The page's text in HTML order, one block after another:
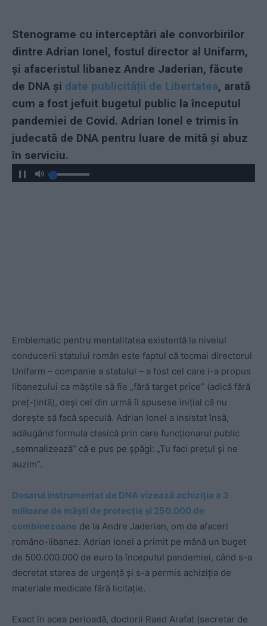
Stenograme cu interceptări ale convorbirilor
dintre Adrian Ionel, fostul director al Unifarm,
și afaceristul libanez Andre Jaderian, făcute
de DNA și date publicității de Libertatea, arată
cum a fost jefuit bugetul public la începutul
pandemiei de Covid. Adrian Ionel e trimis în
judecată de DNA pentru luare de mită și abuz
în serviciu.
Emblematic pentru mentalitatea existentă la nivelul
conducerii statului român este faptul că tocmai directorul
Unifarm – companie a statului – a fost cel care i-a propus
libanezului ca măștile să fie „fără target price” (adică fără
preț-țintă), deși cel din urmă îi spusese inițial că nu
dorește să facă speculă. Adrian Ionel a insistat însă,
adăugând formula clasică prin care funcționarul public
„semnalizează” că e pus pe șpăgi: „Tu faci prețul și ne
auzim”.
Dosarul instrumentat de DNA vizează achiziția a 3
milioane de măști de protecție și 250.000 de
combinezoane de la Andre Jaderian, om de afaceri
româno-libanez. Adrian Ionel a primit pe mână un buget
de 500.000.000 de euro la începutul pandemiei, când s-a
decretat starea de urgență și s-a permis achiziția de
materiale medicale fără licitație.
Exact în acea perioadă, doctorii Raed Arafat (secretar de